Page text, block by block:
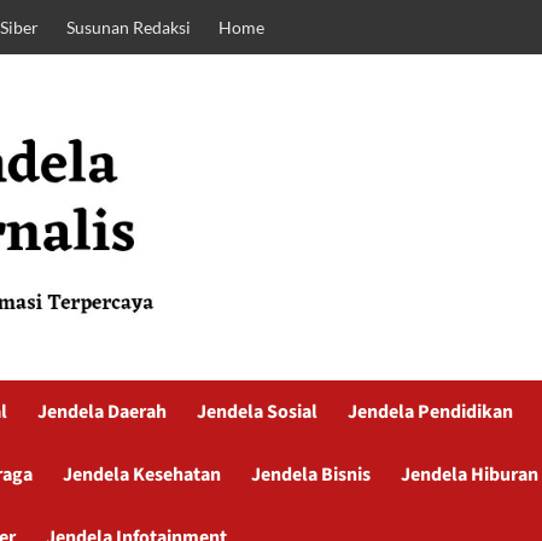
Susunan Redaksi Home
Jendela Daerah Jendela Sosial Jendela Pendidikan
Jendela Kesehatan Jendela Bisnis Jendela Hiburan